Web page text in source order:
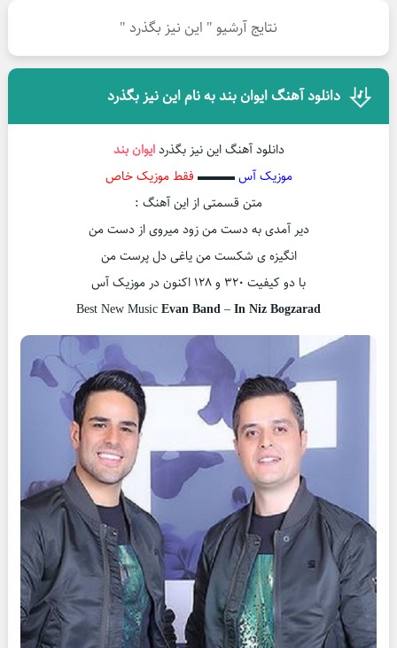
نتایج آرشیو " این نیز بگذرد "
دانلود آهنگ ایوان بند به نام این نیز بگذرد
دانلود آهنگ این نیز بگذردایوان بند
موزیک آس▬▬▬ فقط موزیک خاص
متن قسمتی از این آهنگ :
دیر آمدی به دست من زود میروی از دست من
انگیزه ی شکست من یاغی دل پرست من
با دو کیفیت ۳۲۰ و ۱۲۸ اکنون در موزیک آس
Best New MusicEvan Band–In Niz Bogzarad